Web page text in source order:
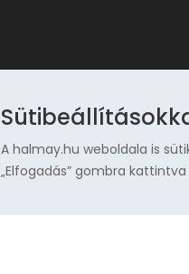
A halmay.hu weboldala is
„Elfogadás” gombra